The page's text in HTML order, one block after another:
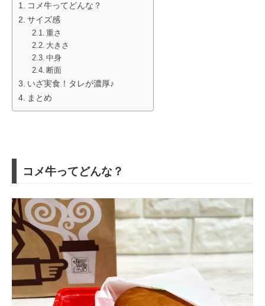
コメ牛ってどんな？
サイズ感
重さ
大きさ
中身
断面
いざ実食！タレが濃厚♪
まとめ
コメ牛ってどんな？